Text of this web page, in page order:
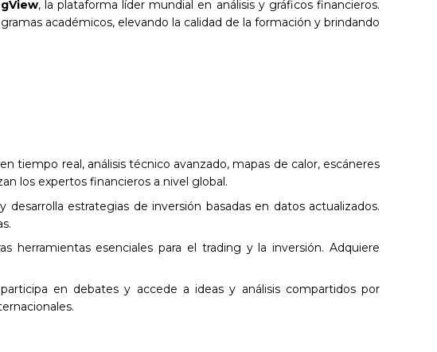
, la plataforma líder mundial en análisis y gráficos financieros.
académicos, elevando la calidad de la formación y brindando
tiempo real, análisis técnico avanzado, mapas de calor, escáneres
los expertos financieros a nivel global.
estrategias de inversión basadas en datos actualizados.
herramientas esenciales para el trading y la inversión. Adquiere
en debates y accede a ideas y análisis compartidos por